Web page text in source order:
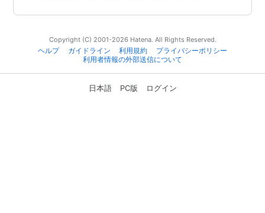
Copyright (C) 2001-2026 Hatena. All Rights Reserved.
ヘルプ
ガイドライン 利用規約
プライバシーポリシー
利用者情報の外部送信について
日本語 PC版 ログイン